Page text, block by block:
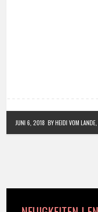
JUNI 6, 2018 BY HEIDI VOM